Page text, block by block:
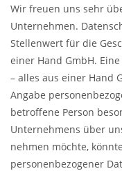
Wir freuen uns sehr
Unternehmen.
Stellenwert für die
einer Hand GmbH.
– alles aus einer Hand
Angabe
betroffene Person
Unternehmens über
nehmen möchte,
personenbezogener